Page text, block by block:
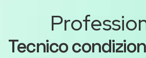
Tecnico